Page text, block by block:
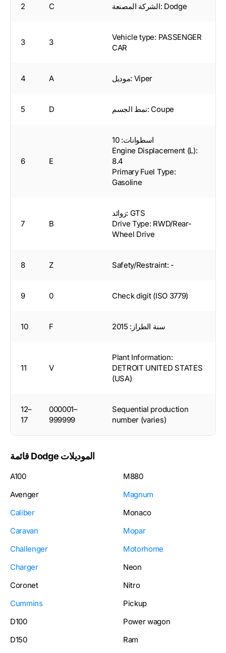
2 C الشركة المصنعة: Dodge
3 3
Vehicle type: PASSENGER
CAR
4 A موديل: Viper
5 D نمط الجسم: Coupe
6 E
اسطوانات: 10
Engine Displacement (L):
8.4
Primary Fuel Type:
Gasoline
7 B
زوائد: GTS
Drive Type: RWD/Rear-
Wheel Drive
8 Z Safety/Restraint: -
9 0 Check digit (ISO 3779)
10 F سنة الطراز: 2015
11 V
Plant Information:
DETROIT UNITED STATES
(USA)
12–
17
000001–
999999
Sequential production
number (varies)
قائمة Dodge الموديلات
A100
Avenger
Caliber
Caravan
Challenger
Charger
Coronet
Cummins
D100
D150
M880
Magnum
Monaco
Mopar
Motorhome
Neon
Nitro
Pickup
Power wagon
Ram